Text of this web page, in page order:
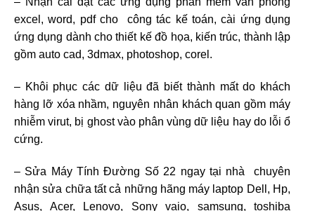
excel, word, pdf cho công tác kế toán, cài ứng dụng
ứng dụng dành cho thiết kế đồ họa, kiến trúc, thành lập
gồm auto cad, 3dmax, photoshop, corel.
– Khôi phục các dữ liệu đã biết thành mất do khách
hàng lỡ xóa nhầm, nguyên nhân khách quan gồm máy
nhiễm virut, bị ghost vào phân vùng dữ liệu hay do lỗi ổ
cứng.
– Sửa Máy Tính Đường Số 22 ngay tại nhà chuyên
nhận sửa chữa tất cả những hãng máy laptop Dell, Hp,
Asus, Acer, Lenovo, Sony vaio, samsung, toshiba